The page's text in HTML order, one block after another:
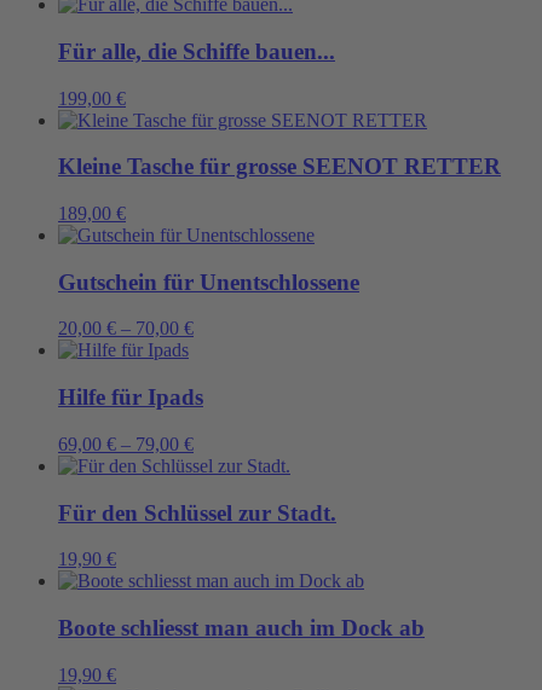
Für alle, die Schiffe bauen...
199,00 €
Kleine Tasche für grosse SEENOT RETTER
189,00 €
Gutschein für Unentschlossene
20,00 € – 70,00 €
Hilfe für Ipads
69,00 € – 79,00 €
Für den Schlüssel zur Stadt.
19,90 €
Boote schliesst man auch im Dock ab
19,90 €